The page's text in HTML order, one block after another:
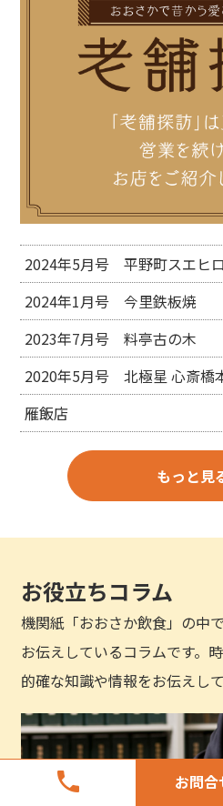
phone お問合
2024年5月号 平野町スエヒロ
2024年1月号 今里鉄板焼
2023年7月号 料亭古の木
2020年5月号 北極星 心斎橋
雁飯店
もっと見
お役立ちコラム
機関紙「おおさか飲食」の中
お伝えしているコラムです。
的確な知識や情報をお伝えして